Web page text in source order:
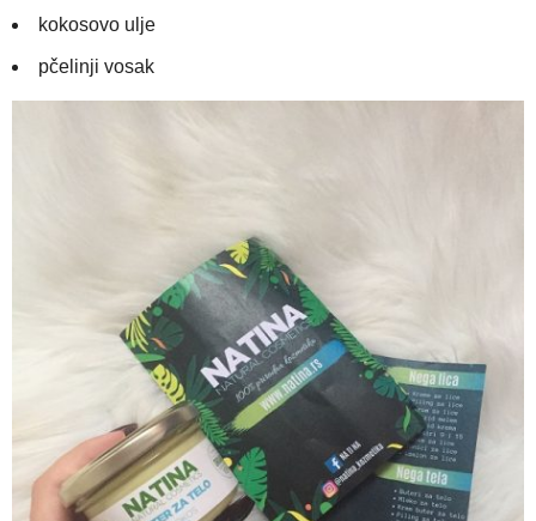
kokosovo ulje
pčelinji vosak